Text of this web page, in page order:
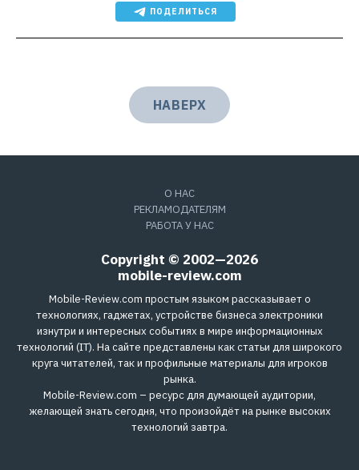
ПОДЕЛИТЬСЯ
НАВЕРХ
О НАС
РЕКЛАМОДАТЕЛЯМ
РАБОТА У НАС
Copyright © 2002—2026
mobile-review.com
Mobile-Review.com простым языком рассказывает о
технологиях, гаджетах, устройстве бизнеса электроники
изнутри и интересных событиях в мире информационных
технологий (IT). На сайте представлены как статьи для широкого
круга читателей, так и профильные материалы для игроков
рынка.
Mobile-Review.com – ресурс для думающей аудитории,
желающей знать сегодня, что произойдёт на рынке высоких
технологий завтра.